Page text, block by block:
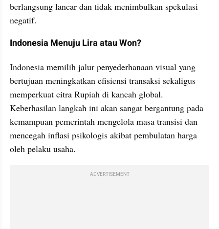
berlangsung lancar dan tidak menimbulkan spekulasi
negatif.
Indonesia Menuju Lira atau Won?
Indonesia memilih jalur penyederhanaan visual yang
bertujuan meningkatkan efisiensi transaksi sekaligus
memperkuat citra Rupiah di kancah global.
Keberhasilan langkah ini akan sangat bergantung pada
kemampuan pemerintah mengelola masa transisi dan
mencegah inflasi psikologis akibat pembulatan harga
oleh pelaku usaha.
ADVERTISEMENT